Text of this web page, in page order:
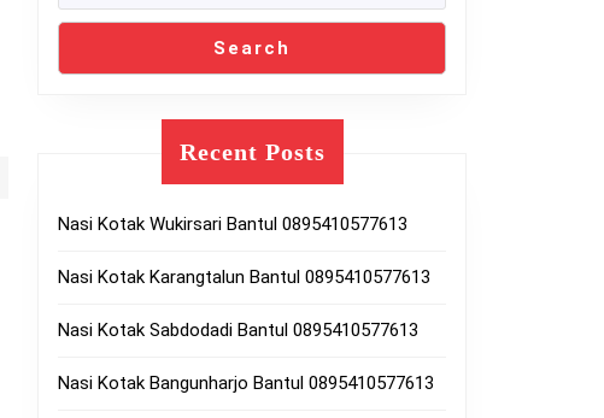
Search
Recent Posts
Nasi Kotak Wukirsari Bantul 0895410577613
Nasi Kotak Karangtalun Bantul 0895410577613
Nasi Kotak Sabdodadi Bantul 0895410577613
Nasi Kotak Bangunharjo Bantul 0895410577613